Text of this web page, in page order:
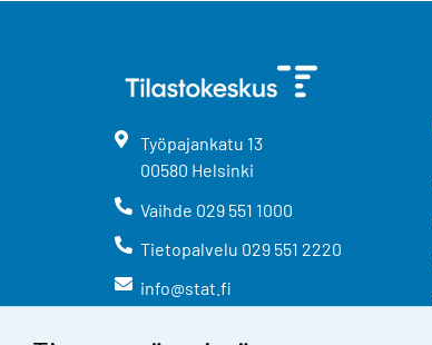
Työpajankatu 13
00580 Helsinki
Vaihde 029 551 1000
Tietopalvelu 029 551 2220
info@stat.fi